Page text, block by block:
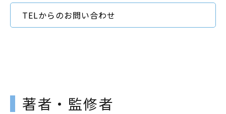
TELからのお問い合わせ
著者・監修者